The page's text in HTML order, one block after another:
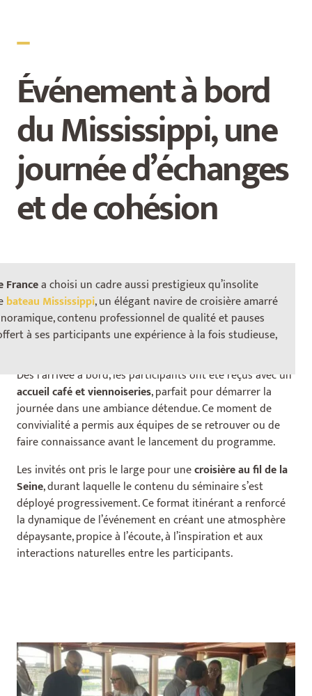
_
Événement à bord
du Mississippi, une
journée d’échanges
et de cohésion
Francea choisi un cadre aussi prestigieux qu’insolite
bateau Mississippi, un élégant navire de croisière amarré
contenu professionnel de qualité et pauses
à ses participants une expérience à la fois studieuse,
Un accueil tout en douceur
rythmée par une croisière
Dès l’arrivée à bord, les participants ont été reçus avec un
accueil café et viennoiseries, parfait pour démarrer la
journée dans une ambiance détendue. Ce moment de
convivialité a permis aux équipes de se retrouver ou de
faire connaissance avant le lancement du programme.
Les invités ont pris le large pour unecroisière au fil de la
Seine, durant laquelle le contenu du séminaire s’est
déployé progressivement. Ce format itinérant a renforcé
la dynamique de l’événement en créant une atmosphère
dépaysante, propice à l’écoute, à l’inspiration et aux
interactions naturelles entre les participants.